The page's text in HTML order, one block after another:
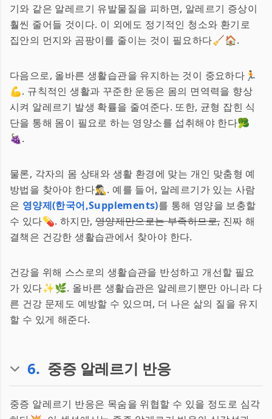
기와 같은 알레르기 유발물질을 피하면, 알레르기 증상이
훨씬 줄어들 것이다. 이 외에도 정기적인 청소와 환기로
집안의 먼지와 곰팡이를 줄이는 것이 필요하다🧹🏠.
다음으로, 올바른 생활습관을 유지하는 것이 중요하다🏃
💪. 규칙적인 생활과 꾸준한 운동은 몸의 면역력을 향상
시켜 알레르기 발생 확률을 줄여준다. 또한, 균형 잡힌 식
단을 통해 몸이 필요로 하는 영양소를 섭취해야 한다🥦
🍇.
물론, 각자의 몸 상태와 생활 환경에 맞는 개인 맞춤형 예
방법을 찾아야 한다🕵️‍♂️. 예를 들어, 알레르기가 있는 사람
은 영양제(한국어,Supplements)를 통해 영양을 보충할
수 있다💊. 하지만,영양제만으로는 부족하므로,진짜 해
결책은 건강한 생활습관에서 찾아야 한다.
건강을 위해 스스로의 생활습관을 반성하고 개선할 필요
가 있다✨🌿. 올바른 생활습관은 알레르기뿐만 아니라 다
른 건강 문제도 예방할 수 있으며, 더 나은 삶의 질을 유지
할 수 있게 해준다.
6. 중증 알레르기 반응
중증 알레르기 반응은 목숨을 위협할 수 있을 정도로 심각